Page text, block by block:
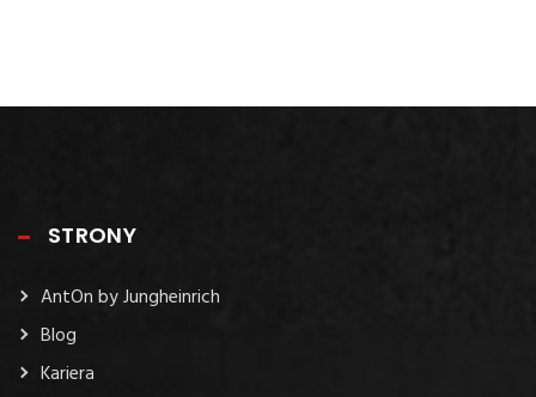
STRONY
AntOn by Jungheinrich
Blog
Kariera